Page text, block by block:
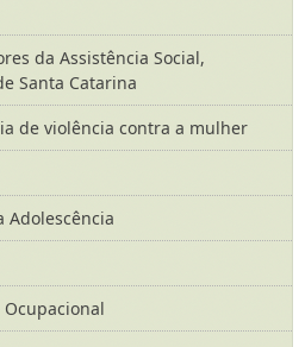
da Assistência Social,
Santa Catarina
de violência contra a mulher
Adolescência